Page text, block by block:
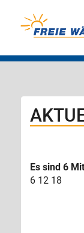
Es sind 6
6 12 18